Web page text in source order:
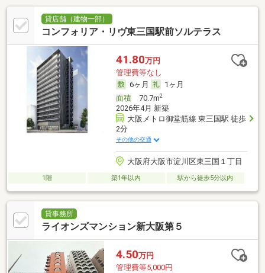
貸店舗（建物一部）
コンフォリア・リヴ東三国駅前ソルテラス
41.80万円
管理費等なし
6ヶ月
1ヶ月
面積70.7m2
2026年4月 新築
大阪メトロ御堂筋線 東三国駅 徒歩
2分
その他の交通
大阪府大阪市淀川区東三国１丁目
1階 築1年以内 駅から徒歩5分以内
貸事務所
ライオンズマンション新大阪第５
4.50万円
管理費等5,000円